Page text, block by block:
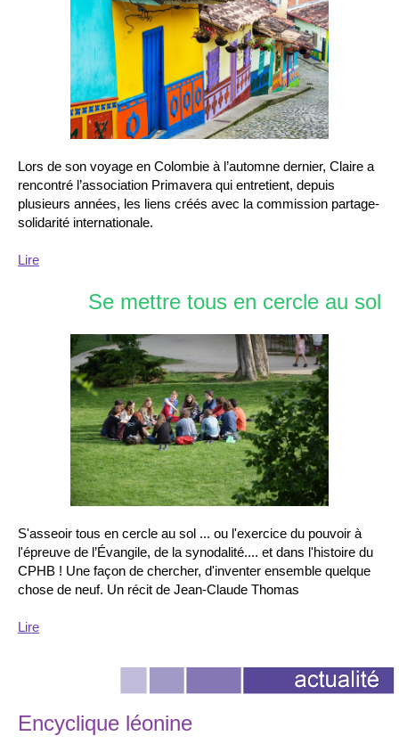
Lors de son voyage en Colombie à l’automne dernier, Claire a
rencontré l’association Primavera qui entretient, depuis
plusieurs années, les liens créés avec la commission partage-
solidarité internationale.
Lire
Se mettre tous en cercle au sol
S'asseoir tous en cercle au sol ... ou l'exercice du pouvoir à
l'épreuve de l’Évangile, de la synodalité.... et dans l'histoire du
CPHB ! Une façon de chercher, d'inventer ensemble quelque
chose de neuf. Un récit de Jean-Claude Thomas
Lire
Encyclique léonine